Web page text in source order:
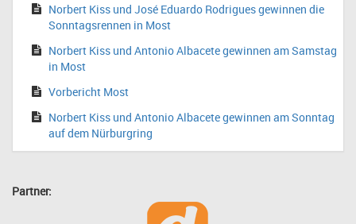
Norbert Kiss und José Eduardo Rodrigues gewinnen die
Sonntagsrennen in Most
Norbert Kiss und Antonio Albacete gewinnen am Samstag
in Most
Vorbericht Most
Norbert Kiss und Antonio Albacete gewinnen am Sonntag
auf dem Nürburgring
Partner: